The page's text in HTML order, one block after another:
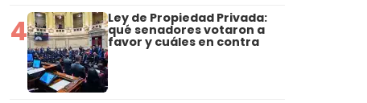
4 Ley de Propiedad Privada:
qué senadores votaron a
favor y cuáles en contra